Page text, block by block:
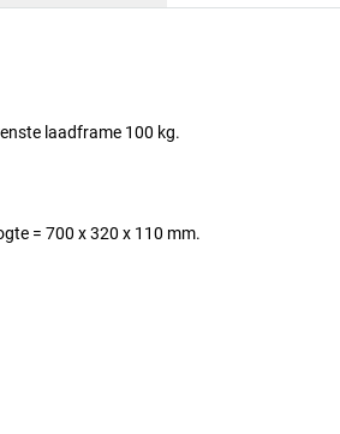
laadframe 100 kg.
= 700 x 320 x 110 mm.